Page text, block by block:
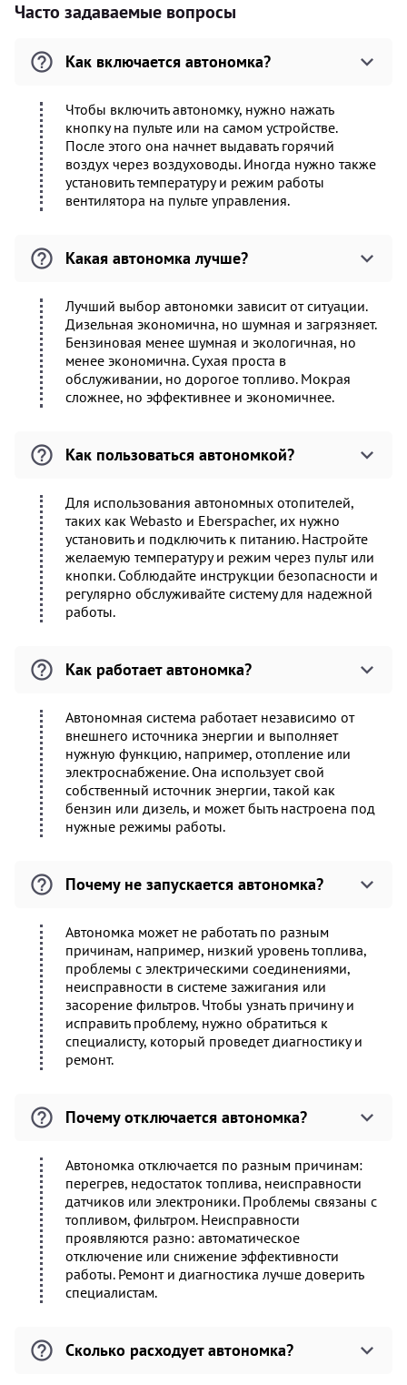
Часто задаваемые вопросы
Как включается автономка?
Чтобы включить автономку, нужно нажать
кнопку на пульте или на самом устройстве.
После этого она начнет выдавать горячий
воздух через воздуховоды. Иногда нужно также
установить температуру и режим работы
вентилятора на пульте управления.
Какая автономка лучше?
Лучший выбор автономки зависит от ситуации.
Дизельная экономична, но шумная и загрязняет.
Бензиновая менее шумная и экологичная, но
менее экономична. Сухая проста в
обслуживании, но дорогое топливо. Мокрая
сложнее, но эффективнее и экономичнее.
Как пользоваться автономкой?
Для использования автономных отопителей,
таких как Webasto и Eberspacher, их нужно
установить и подключить к питанию. Настройте
желаемую температуру и режим через пульт или
кнопки. Соблюдайте инструкции безопасности и
регулярно обслуживайте систему для надежной
работы.
Как работает автономка?
Автономная система работает независимо от
внешнего источника энергии и выполняет
нужную функцию, например, отопление или
электроснабжение. Она использует свой
собственный источник энергии, такой как
бензин или дизель, и может быть настроена под
нужные режимы работы.
Почему не запускается автономка?
Автономка может не работать по разным
причинам, например, низкий уровень топлива,
проблемы с электрическими соединениями,
неисправности в системе зажигания или
засорение фильтров. Чтобы узнать причину и
исправить проблему, нужно обратиться к
специалисту, который проведет диагностику и
ремонт.
Почему отключается автономка?
Автономка отключается по разным причинам:
перегрев, недостаток топлива, неисправности
датчиков или электроники. Проблемы связаны с
топливом, фильтром. Неисправности
проявляются разно: автоматическое
отключение или снижение эффективности
работы. Ремонт и диагностика лучше доверить
специалистам.
Сколько расходует автономка?